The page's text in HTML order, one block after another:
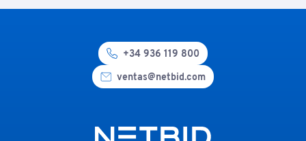
+34 936 119 800
ventas@netbid.com